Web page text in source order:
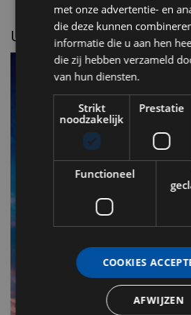
UITGELICHT
met onze advertentie- en
die deze kunnen
informatie die u aan hen
die zij hebben verzameld
van hun diensten.
Strikt
noodzakelijk
Prestatie
Functioneel
COOKIES
AFWIJZEN